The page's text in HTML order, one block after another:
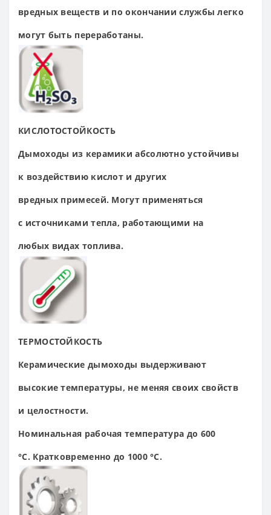
вредных веществ и поокончании службылегко
могут быть переработаны.
КИСЛОТОСТОЙКОСТЬ
Дымоходы из керамикиабсолютно устойчивы
к воздействию кислот и других
вредных примесей. Могут применяться
с источниками тепла, работающими на
любых видах топлива.
ТЕРМОСТОЙКОСТЬ
Керамические дымоходы выдерживают
высокиетемпературы, не меняясвоих свойств
и целостности.
Номинальная рабочаятемпература до 600
°С. Кратковременно до 1000 °С.